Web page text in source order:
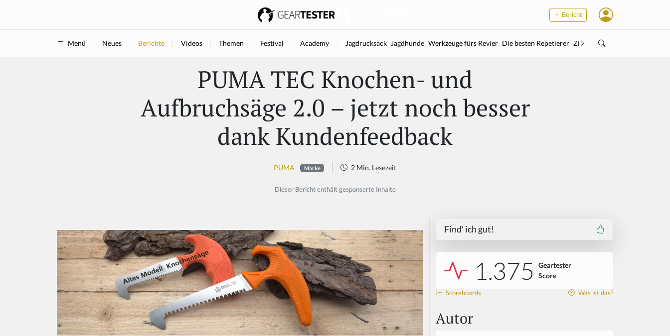
Bericht
Menü Neues Berichte Videos Themen Festival Academy Jagdrucksack Jagdhunde Werkzeuge fürs Revier Die besten Repetierer Zielstock
PUMA TEC Knochen- und
Aufbruchsäge 2.0 – jetzt noch besser
dank Kundenfeedback
PUMA Marke 2 Min. Lesezeit
Dieser Bericht enthält gesponserte Inhalte
Find' ich gut!
1.375
Geartester
Score
Scoreboards Was ist das?
Autor